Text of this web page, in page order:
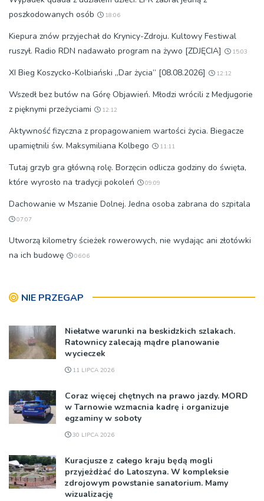
poszkodowanych osób
18:06
Kiepura znów przyjechał do Krynicy-Zdroju. Kultowy Festiwal
ruszył. Radio RDN nadawało program na żywo [ZDJĘCIA]
15:03
XI Bieg Koszycko-Kolbiański „Dar życia” [08.08.2026] 12:12
Wszedł bez butów na Górę Objawień. Młodzi wrócili z Medjugorie
z pięknymi przeżyciami
12:12
Aktywność fizyczna z propagowaniem wartości życia. Biegacze
upamiętnili św. Maksymiliana Kolbego
11:11
Tutaj grzyb gra główną rolę. Borzęcin odlicza godziny do święta,
które wyrosło na tradycji pokoleń
09:09
Dachowanie w Mszanie Dolnej. Jedna osoba zabrana do szpitala
07:07
Utworzą kilometry ścieżek rowerowych, nie wydając ani złotówki
na ich budowę
06:06
NIE PRZEGAP
Niełatwe warunki na beskidzkich szlakach.
Ratownicy zalecają mądre planowanie
wycieczek
11 LIPCA 2026
Coraz więcej chętnych na prawo jazdy. MORD
w Tarnowie wzmacnia kadrę i organizuje
egzaminy w soboty
30 LIPCA 2026
Kuracjusze z całego kraju będą mogli
przyjeżdżać do Latoszyna. W kompleksie
zdrojowym powstanie sanatorium. Mamy
wizualizację